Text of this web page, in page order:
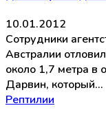
10.01.2012
Сотрудники
Австралии
около 1,7 метра
Дарвин, который…
Рептилии